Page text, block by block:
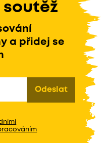
soutěž
a přidej se